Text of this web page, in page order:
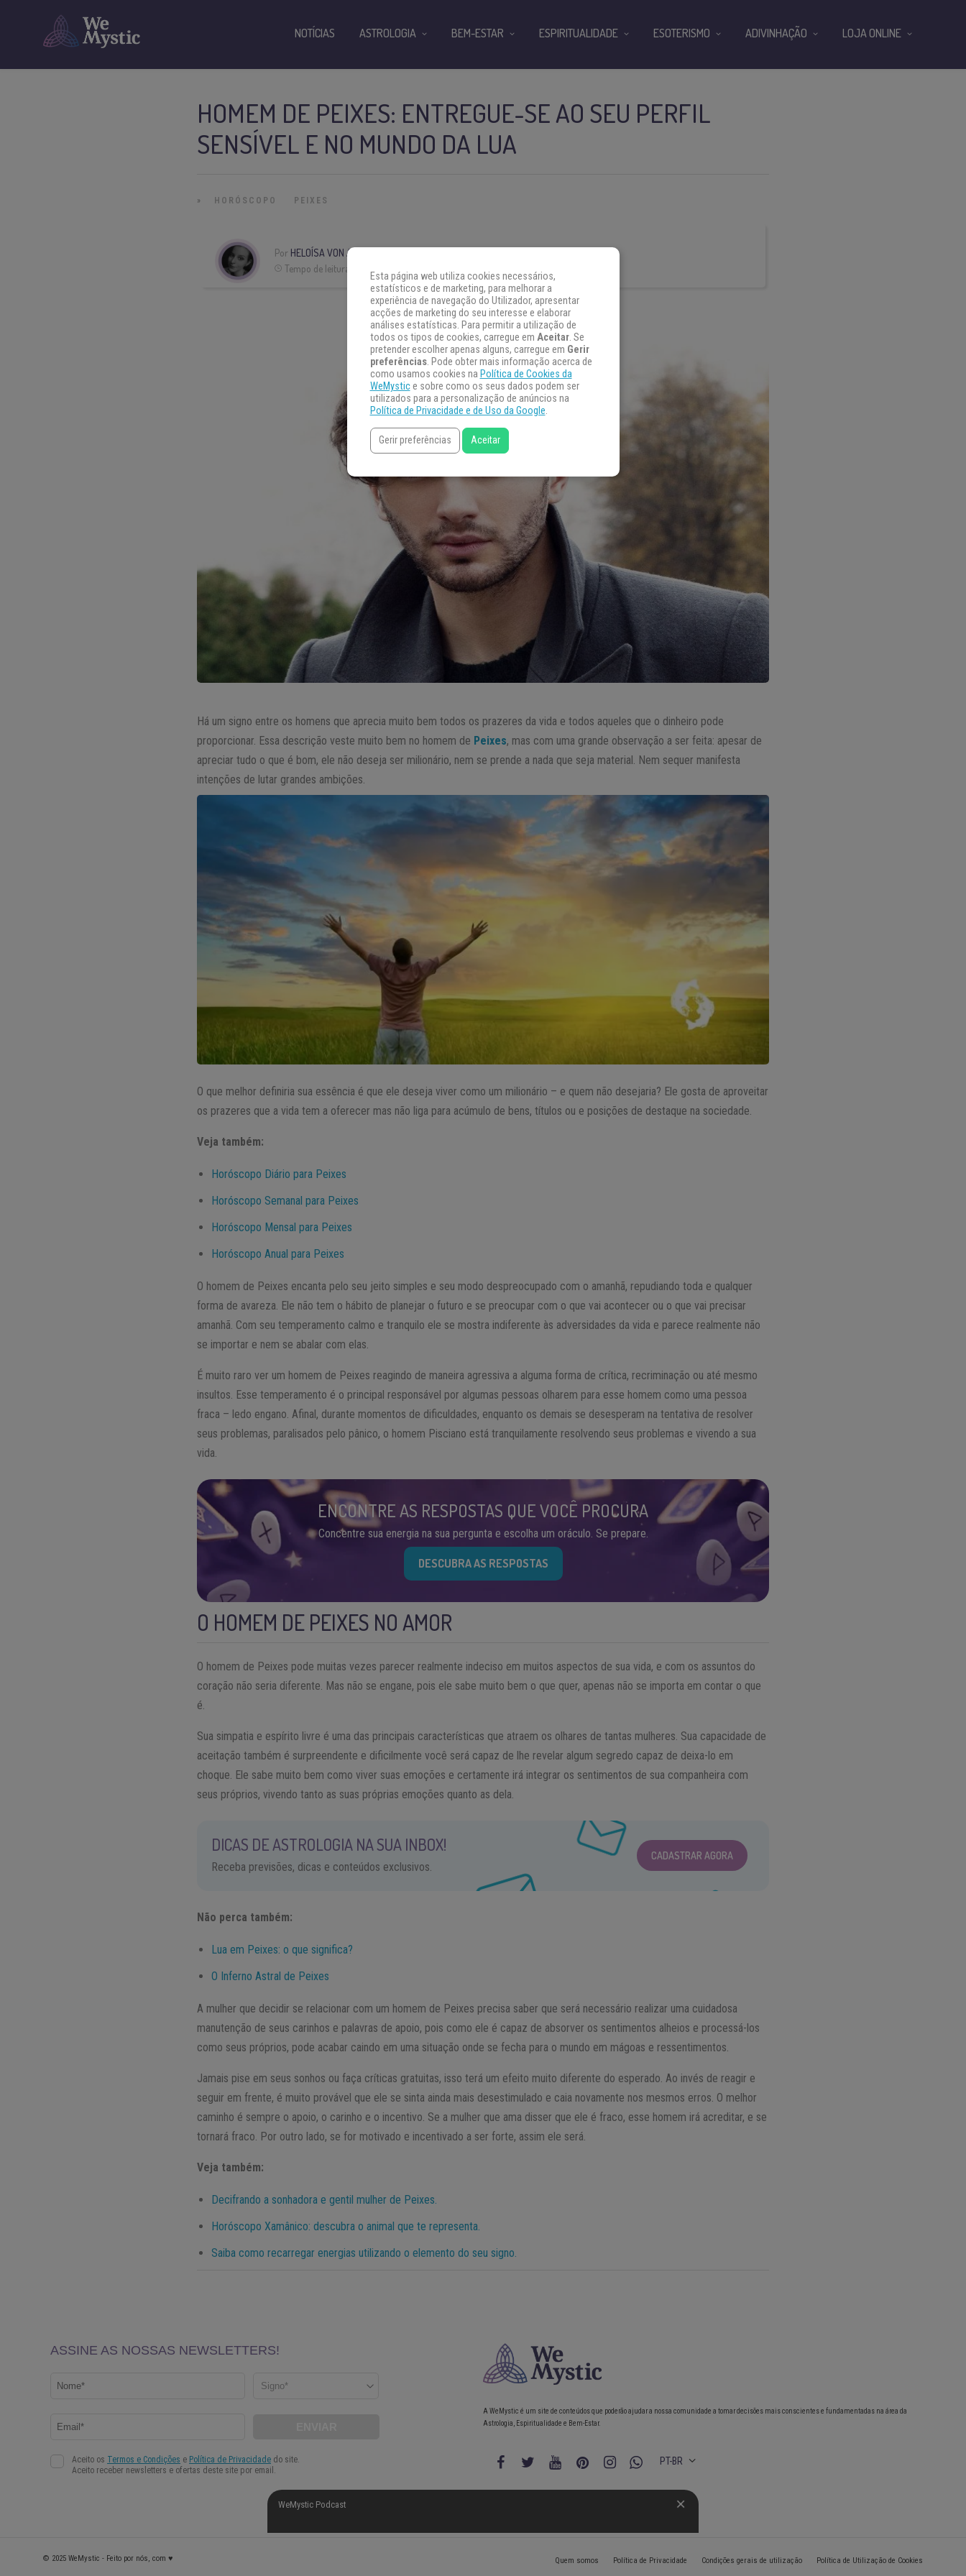
HOMEM DE PEIXES: ENTREGUE-SE AO SEU PERFIL
SENSÍVEL E NO MUNDO DA LUA
» HORÓSCOPO PEIXES
Por HELOÍSA VON AH
Tempo de leitura:
Há um signo entre os homens que aprecia muito bem todos os prazeres da vida e todos aqueles que o dinheiro pode
proporcionar. Essa descrição veste muito bem no homem de Peixes, mas com uma grande observação a ser feita: apesar de
apreciar tudo o que é bom, ele não deseja ser milionário, nem se prende a nada que seja material. Nem sequer manifesta
intenções de lutar grandes ambições.
O que melhor definiria sua essência é que ele deseja viver como um milionário – e quem não desejaria? Ele gosta de aproveitar
os prazeres que a vida tem a oferecer mas não liga para acúmulo de bens, títulos ou e posições de destaque na sociedade.
Veja também:
Horóscopo Diário para Peixes
Horóscopo Semanal para Peixes
Horóscopo Mensal para Peixes
Horóscopo Anual para Peixes
O homem de Peixes encanta pelo seu jeito simples e seu modo despreocupado com o amanhã, repudiando toda e qualquer
forma de avareza. Ele não tem o hábito de planejar o futuro e se preocupar com o que vai acontecer ou o que vai precisar
amanhã. Com seu temperamento calmo e tranquilo ele se mostra indiferente às adversidades da vida e parece realmente não
se importar e nem se abalar com elas.
É muito raro ver um homem de Peixes reagindo de maneira agressiva a alguma forma de crítica, recriminação ou até mesmo
insultos. Esse temperamento é o principal responsável por algumas pessoas olharem para esse homem como uma pessoa
fraca – ledo engano. Afinal, durante momentos de dificuldades, enquanto os demais se desesperam na tentativa de resolver
seus problemas, paralisados pelo pânico, o homem Pisciano está tranquilamente resolvendo seus problemas e vivendo a sua
vida.
ENCONTRE AS RESPOSTAS QUE VOCÊ PROCURA
Concentre sua energia na sua pergunta e escolha um oráculo. Se prepare.
DESCUBRA AS RESPOSTAS
O HOMEM DE PEIXES NO AMOR
O homem de Peixes pode muitas vezes parecer realmente indeciso em muitos aspectos de sua vida, e com os assuntos do
coração não seria diferente. Mas não se engane, pois ele sabe muito bem o que quer, apenas não se importa em contar o que
é.
Sua simpatia e espírito livre é uma das principais características que atraem os olhares de tantas mulheres. Sua capacidade de
aceitação também é surpreendente e dificilmente você será capaz de lhe revelar algum segredo capaz de deixa-lo em
choque. Ele sabe muito bem como viver suas emoções e certamente irá integrar os sentimentos de sua companheira com
seus próprios, vivendo tanto as suas próprias emoções quanto as dela.
DICAS DE ASTROLOGIA NA SUA INBOX!
Receba previsões, dicas e conteúdos exclusivos.
CADASTRAR AGORA
Não perca também:
Lua em Peixes: o que significa?
O Inferno Astral de Peixes
A mulher que decidir se relacionar com um homem de Peixes precisa saber que será necessário realizar uma cuidadosa
manutenção de seus carinhos e palavras de apoio, pois como ele é capaz de absorver os sentimentos alheios e processá-los
como seus próprios, pode acabar caindo em uma situação onde se fecha para o mundo em mágoas e ressentimentos.
Jamais pise em seus sonhos ou faça críticas gratuitas, isso terá um efeito muito diferente do esperado. Ao invés de reagir e
seguir em frente, é muito provável que ele se sinta ainda mais desestimulado e caia novamente nos mesmos erros. O melhor
caminho é sempre o apoio, o carinho e o incentivo. Se a mulher que ama disser que ele é fraco, esse homem irá acreditar, e se
tornará fraco. Por outro lado, se for motivado e incentivado a ser forte, assim ele será.
Veja também:
Decifrando a sonhadora e gentil mulher de Peixes.
Horóscopo Xamânico: descubra o animal que te representa.
Saiba como recarregar energias utilizando o elemento do seu signo.
NOTÍCIAS ASTROLOGIA BEM-ESTAR ESPIRITUALIDADE ESOTERISMO ADIVINHAÇÃO LOJA ONLINE
A WeMystic é um site de conteúdos que poderão ajudar a nossa comunidade a tomar decisões mais conscientes e fundamentadas na área da
Astrologia, Espiritualidade e Bem-Estar.
PT-BR
WeMystic Podcast
Quem somos Política de Privacidade Condições gerais de utilização Política de Utilização de Cookies
© 2025 WeMystic - Feito por nós, com ♥
Esta página web utiliza cookies necessários,
estatísticos e de marketing, para melhorar a
experiência de navegação do Utilizador, apresentar
acções de marketing do seu interesse e elaborar
análises estatísticas. Para permitir a utilização de
todos os tipos de cookies, carregue em Aceitar. Se
pretender escolher apenas alguns, carregue em Gerir
preferências. Pode obter mais informação acerca de
como usamos cookies na Política de Cookies da
WeMystice sobre como os seus dados podem ser
utilizados para a personalização de anúncios na
Política de Privacidade e de Uso da Google.
Gerir preferências Aceitar